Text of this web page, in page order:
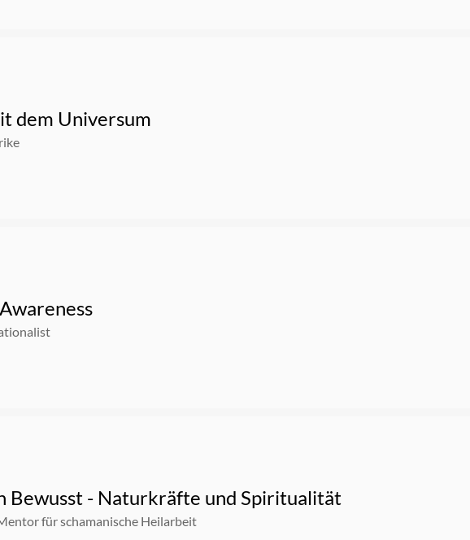
dem Universum
Bewusst - Naturkräfte und Spiritualität
für schamanische Heilarbeit